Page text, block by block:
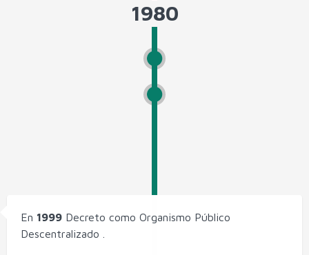
1980
En 1999 Decreto como Organismo Público
Descentralizado .